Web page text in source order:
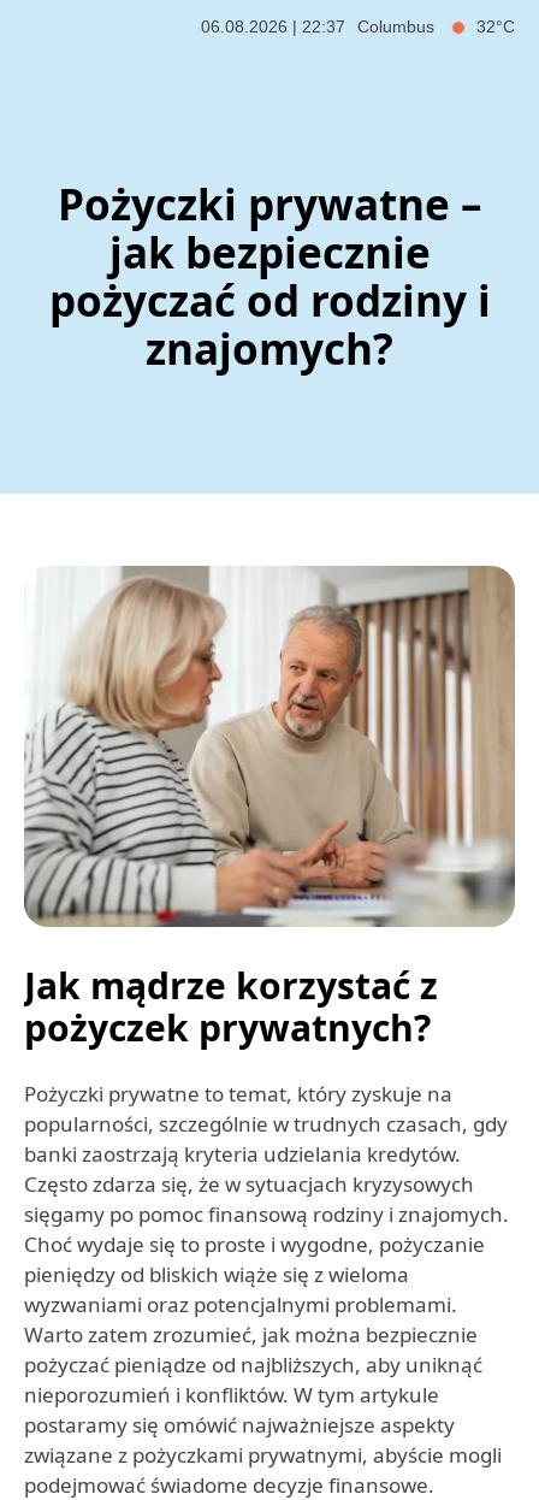
06.08.2026 | 22:37 Columbus 32°C
Pożyczki prywatne –
jak bezpiecznie
pożyczać od rodziny i
znajomych?
Jak mądrze korzystać z
pożyczek prywatnych?
Pożyczki prywatne to temat, który zyskuje na
popularności, szczególnie w trudnych czasach, gdy
banki zaostrzają kryteria udzielania kredytów.
Często zdarza się, że w sytuacjach kryzysowych
sięgamy po pomoc finansową rodziny i znajomych.
Choć wydaje się to proste i wygodne, pożyczanie
pieniędzy od bliskich wiąże się z wieloma
wyzwaniami oraz potencjalnymi problemami.
Warto zatem zrozumieć, jak można bezpiecznie
pożyczać pieniądze od najbliższych, aby uniknąć
nieporozumień i konfliktów. W tym artykule
postaramy się omówić najważniejsze aspekty
związane z pożyczkami prywatnymi, abyście mogli
podejmować świadome decyzje finansowe.